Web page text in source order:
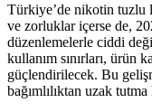
Türkiye’de nikotin tuzlu
ve zorluklar içerse de,
düzenlemelerle ciddi
kullanım sınırları, ürün
güçlendirilecek. Bu
bağımlılıktan uzak